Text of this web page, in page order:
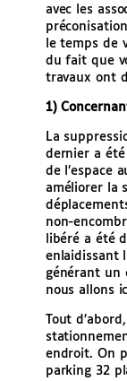
avec les
le temps de
du fait que
travaux ont
1)
La
dernier a
de l’espace
améliorer la
non-
libéré a été
enlaidissant
générant un
nous allons
Tout
endroit. On
parking 32